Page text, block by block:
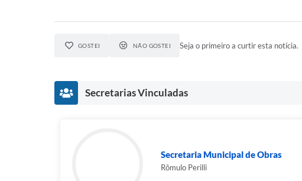
GOSTEI NÃO GOSTEI Seja o primeiro a curtir esta notícia.
Secretarias Vinculadas
Secretaria Municipal de Obras
Rômulo Perilli